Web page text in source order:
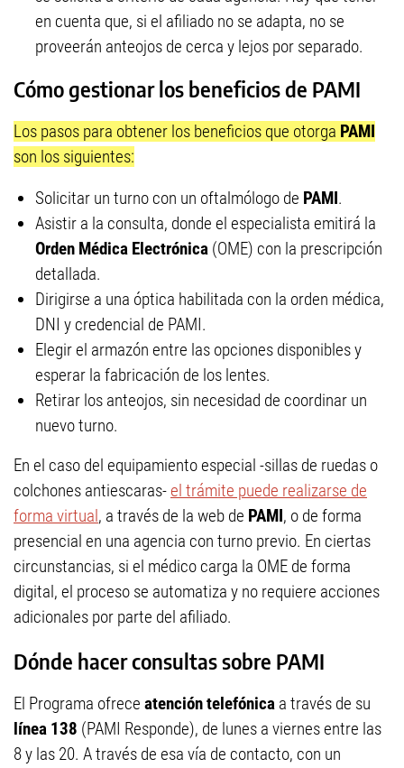
en cuenta que, si el afiliado no se adapta, no se
proveerán anteojos de cerca y lejos por separado.
Cómo gestionar los beneficios de PAMI
Los pasos para obtener los beneficios que otorga PAMI
son los siguientes:
Solicitar un turno con un oftalmólogo de PAMI.
Asistir a la consulta, donde el especialista emitirá la
Orden Médica Electrónica (OME) con la prescripción
detallada.
Dirigirse a una óptica habilitada con la orden médica,
DNI y credencial de PAMI.
Elegir el armazón entre las opciones disponibles y
esperar la fabricación de los lentes.
Retirar los anteojos, sin necesidad de coordinar un
nuevo turno.
En el caso del equipamiento especial -sillas de ruedas o
colchones antiescaras- el trámite puede realizarse de
forma virtual, a través de la web de PAMI, o de forma
presencial en una agencia con turno previo. En ciertas
circunstancias, si el médico carga la OME de forma
digital, el proceso se automatiza y no requiere acciones
adicionales por parte del afiliado.
Dónde hacer consultas sobre PAMI
El Programa ofrece atención telefónica a través de su
línea 138 (PAMI Responde), de lunes a viernes entre las
8 y las 20. A través de esa vía de contacto, con un